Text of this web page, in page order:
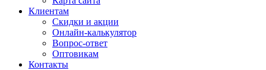
Клиентам
Скидки и акции
Онлайн-калькулятор
Вопрос-ответ
Оптовикам
Контакты